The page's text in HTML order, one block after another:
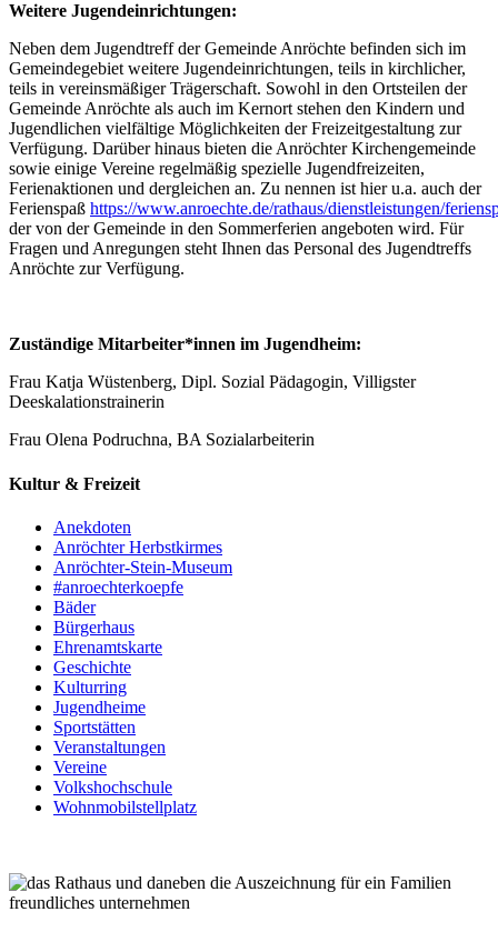
Weitere Jugendeinrichtungen:
Neben dem Jugendtreff der Gemeinde Anröchte befinden sich im
Gemeindegebiet weitere Jugendeinrichtungen, teils in kirchlicher,
teils in vereinsmäßiger Trägerschaft. Sowohl in den Ortsteilen der
Gemeinde Anröchte als auch im Kernort stehen den Kindern und
Jugendlichen vielfältige Möglichkeiten der Freizeitgestaltung zur
Verfügung. Darüber hinaus bieten die Anröchter Kirchengemeinde
sowie einige Vereine regelmäßig spezielle Jugendfreizeiten,
Ferienaktionen und dergleichen an. Zu nennen ist hier u.a. auch der
Ferienspaß https://www.anroechte.de/rathaus/dienstleistungen/
der von der Gemeinde in den Sommerferien angeboten wird. Für
Fragen und Anregungen steht Ihnen das Personal des Jugendtreffs
Anröchte zur Verfügung.
Zuständige Mitarbeiter*innen im Jugendheim:
Frau Katja Wüstenberg, Dipl. Sozial Pädagogin, Villigster
Deeskalationstrainerin
Frau Olena Podruchna, BA Sozialarbeiterin
Kultur & Freizeit
Anekdoten
Anröchter Herbstkirmes
Anröchter-Stein-Museum
#anroechterkoepfe
Bäder
Bürgerhaus
Ehrenamtskarte
Geschichte
Kulturring
Jugendheime
Sportstätten
Veranstaltungen
Vereine
Volkshochschule
Wohnmobilstellplatz